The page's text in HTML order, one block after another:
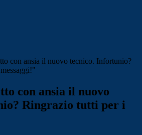
con ansia il nuovo tecnico. Infortunio?
con ansia il nuovo
Ringrazio tutti per i